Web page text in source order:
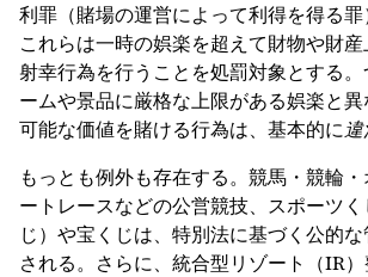
利罪（賭場の運営によって利得を得る罪
これらは一時の娯楽を超えて財物や財
射幸行為を行うことを処罰対象とする
ームや景品に厳格な上限がある娯楽と
可能な価値を賭ける行為は、基本的に
もっとも例外も存在する。競馬・競輪
ートレースなどの公営競技、スポーツく
じ）や宝くじは、特別法に基づく公的
される。さらに、統合型リゾート（IR）